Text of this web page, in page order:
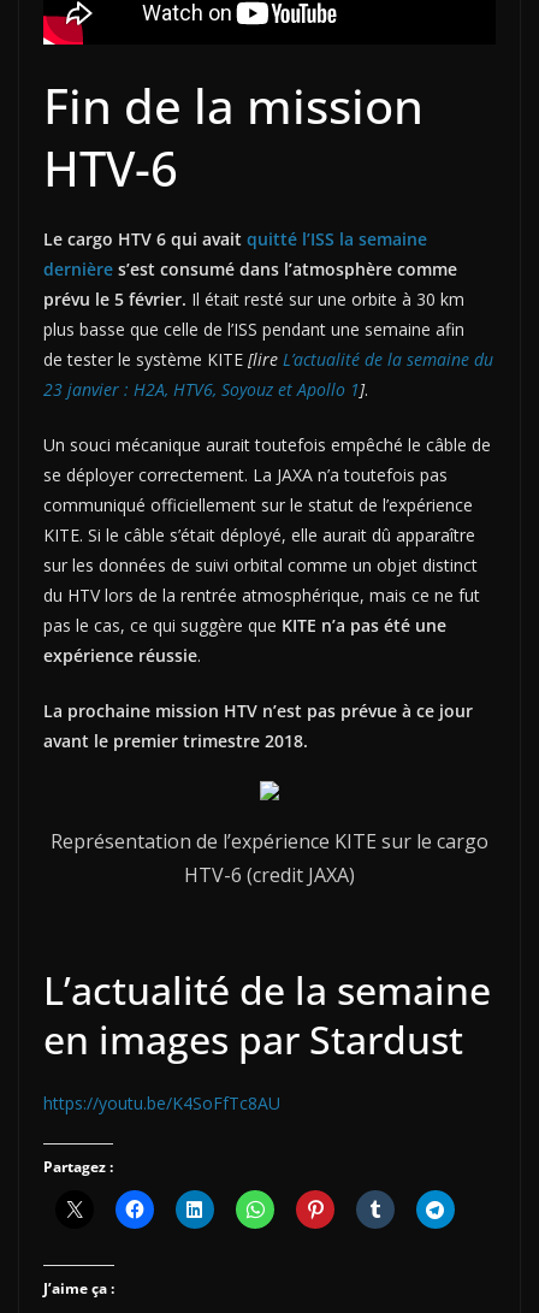
Fin de la mission
HTV-6
Le cargo HTV 6 qui avait quitté l’ISS la semaine
dernière s’est consumé dans l’atmosphère comme
prévu le 5 février. Il était resté sur une orbite à 30 km
plus basse que celle de l’ISS pendant une semaine afin
de tester le système KITE [lire L’actualité de la semaine du
23 janvier : H2A, HTV6, Soyouz et Apollo 1].
Un souci mécanique aurait toutefois empêché le câble de
se déployer correctement. La JAXA n’a toutefois pas
communiqué officiellement sur le statut de l’expérience
KITE. Si le câble s’était déployé, elle aurait dû apparaître
sur les données de suivi orbital comme un objet distinct
du HTV lors de la rentrée atmosphérique, mais ce ne fut
pas le cas, ce qui suggère que KITE n’a pas été une
expérience réussie.
La prochaine mission HTV n’est pas prévue à ce jour
avant le premier trimestre 2018.
Représentation de l’expérience KITE sur le cargo
HTV-6 (credit JAXA)
L’actualité de la semaine
en images par Stardust
https://youtu.be/K4SoFfTc8AU
Partagez :
J’aime ça :